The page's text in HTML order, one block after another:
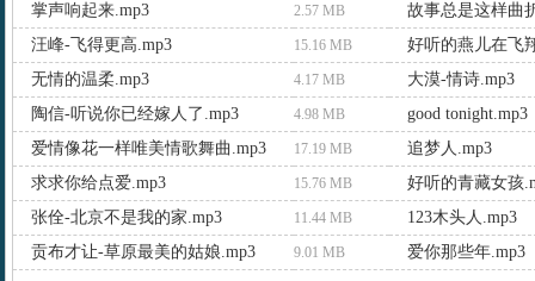
掌声响起来.mp3
2.57 MB
故事总是这样曲
汪峰-飞得更高.mp3
15.16 MB
好听的燕儿在飞
无情的温柔.mp3
4.17 MB
大漠-情诗.mp3
陶信-听说你已经嫁人了.mp3
4.98 MB
good tonight.mp3
爱情像花一样唯美情歌舞曲.mp3
17.19 MB
追梦人.mp3
求求你给点爱.mp3
15.76 MB
好听的青藏女孩
张佺-北京不是我的家.mp3
11.44 MB
123木头人.mp3
贡布才让-草原最美的姑娘.mp3
9.01 MB 爱你那些年.mp3